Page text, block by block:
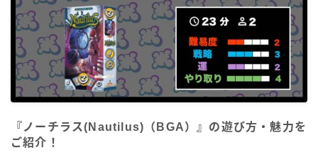
『ノーチラス(Nautilus)（BGA）』の遊び方・魅力を
ご紹介！